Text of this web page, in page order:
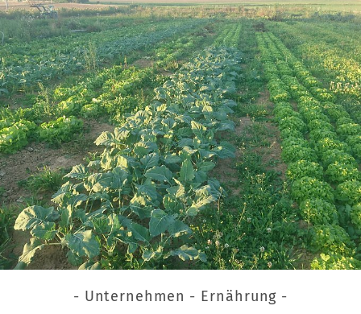
- Unternehmen - Ernährung -